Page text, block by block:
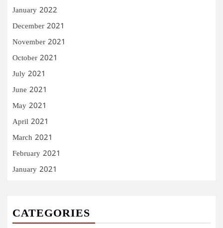
January 2022
December 2021
November 2021
October 2021
July 2021
June 2021
May 2021
April 2021
March 2021
February 2021
January 2021
CATEGORIES